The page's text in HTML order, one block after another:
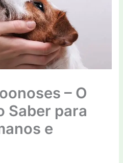
– O
Saber para
e